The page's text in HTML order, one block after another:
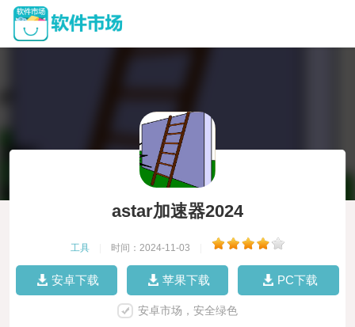
astar加速器2024
工具 时间：2024-11-03
安卓下载 苹果下载 PC下载
安卓市场，安全绿色